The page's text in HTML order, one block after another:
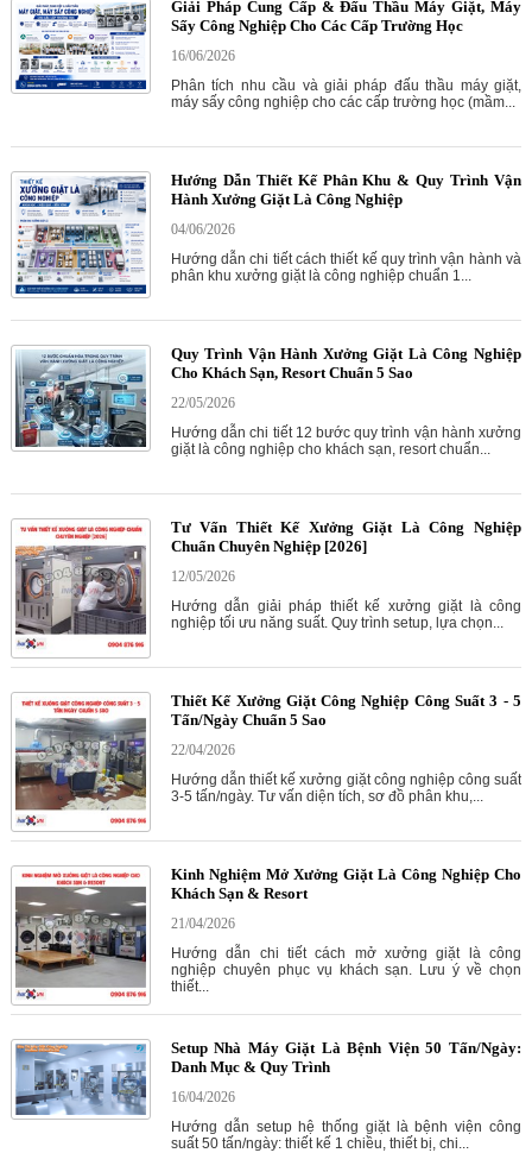
Giải Pháp Cung Cấp & Đấu Thầu Máy Giặt, Máy
Sấy Công Nghiệp Cho Các Cấp Trường Học
16/06/2026
Phân tích nhu cầu và giải pháp đấu thầu máy giặt,
máy sấy công nghiệp cho các cấp trường học (mầm...
Hướng Dẫn Thiết Kế Phân Khu & Quy Trình Vận
Hành Xưởng Giặt Là Công Nghiệp
04/06/2026
Hướng dẫn chi tiết cách thiết kế quy trình vận hành và
phân khu xưởng giặt là công nghiệp chuẩn 1...
Quy Trình Vận Hành Xưởng Giặt Là Công Nghiệp
Cho Khách Sạn, Resort Chuẩn 5 Sao
22/05/2026
Hướng dẫn chi tiết 12 bước quy trình vận hành xưởng
giặt là công nghiệp cho khách sạn, resort chuẩn...
Tư Vấn Thiết Kế Xưởng Giặt Là Công Nghiệp
Chuẩn Chuyên Nghiệp [2026]
12/05/2026
Hướng dẫn giải pháp thiết kế xưởng giặt là công
nghiệp tối ưu năng suất. Quy trình setup, lựa chọn...
Thiết Kế Xưởng Giặt Công Nghiệp Công Suất 3 - 5
Tấn/Ngày Chuẩn 5 Sao
22/04/2026
Hướng dẫn thiết kế xưởng giặt công nghiệp công suất
3-5 tấn/ngày. Tư vấn diện tích, sơ đồ phân khu,...
Kinh Nghiệm Mở Xưởng Giặt Là Công Nghiệp Cho
Khách Sạn & Resort
21/04/2026
Hướng dẫn chi tiết cách mở xưởng giặt là công
nghiệp chuyên phục vụ khách sạn. Lưu ý về chọn
thiết...
Setup Nhà Máy Giặt Là Bệnh Viện 50 Tấn/Ngày:
Danh Mục & Quy Trình
16/04/2026
Hướng dẫn setup hệ thống giặt là bệnh viện công
suất 50 tấn/ngày: thiết kế 1 chiều, thiết bị, chi...